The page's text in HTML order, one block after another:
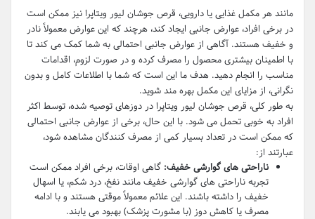
مانند هر مکمل غذایی یا دارویی، قرص جوشان لیور ویتاپرا نیز ممکن است
در برخی افراد، عوارض جانبی ایجاد کند، هرچند که این عوارض معمولاً نادر
و خفیف هستند. آگاهی از عوارض جانبی احتمالی به شما کمک می کند تا
با اطمینان بیشتری محصول را مصرف کرده و در صورت لزوم، اقدامات
مناسب را انجام دهید. هدف ما این است که شما با اطلاعات کامل و بدون
نگرانی، از مزایای این مکمل بهره مند شوید.
به طور کلی، قرص جوشان لیور ویتاپرا در دوزهای توصیه شده، توسط اکثر
افراد به خوبی تحمل می شود. با این حال، برخی از عوارض جانبی احتمالی
که ممکن است در تعداد بسیار کمی از مصرف کنندگان مشاهده شود،
عبارتند از:
ناراحتی های گوارشی خفیف: گاهی اوقات، برخی افراد ممکن است
تجربه ناراحتی های گوارشی خفیف مانند نفخ، درد شکم، یا اسهال
خفیف را داشته باشند. این علائم معمولاً موقتی هستند و با ادامه
مصرف یا کاهش دوز (با مشورت پزشک) بهبود می یابند.